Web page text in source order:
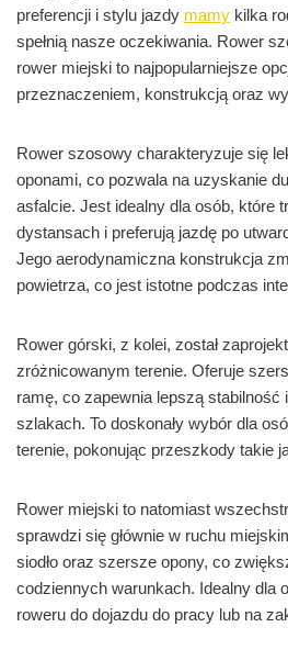
preferencji i stylu jazdy mamy kilka
spełnią nasze oczekiwania. Rower
rower miejski to najpopularniejsze
przeznaczeniem, konstrukcją oraz
Rower szosowy charakteryzuje się
oponami, co pozwala na uzyskanie
asfalcie. Jest idealny dla osób, które
dystansach i preferują jazdę po
Jego aerodynamiczna konstrukcja
powietrza, co jest istotne podczas
Rower górski, z kolei, został
zróżnicowanym terenie. Oferuje
ramę, co zapewnia lepszą stabilność
szlakach. To doskonały wybór dla
terenie, pokonując przeszkody takie
Rower miejski to natomiast
sprawdzi się głównie w ruchu
siodło oraz szersze opony, co
codziennych warunkach. Idealny dla
roweru do dojazdu do pracy lub na